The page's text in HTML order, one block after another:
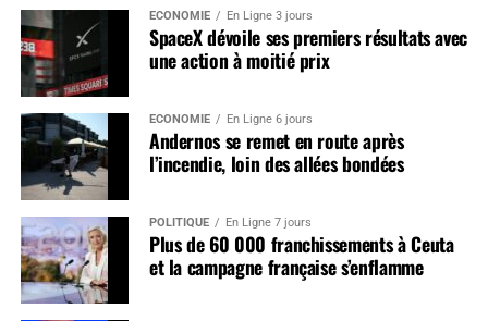
ÉCONOMIE En Ligne 3 jours
SpaceX dévoile ses premiers résultats avec
une action à moitié prix
ÉCONOMIE En Ligne 6 jours
Andernos se remet en route après
l’incendie, loin des allées bondées
POLITIQUE En Ligne 7 jours
Plus de 60 000 franchissements à Ceuta
et la campagne française s’enflamme